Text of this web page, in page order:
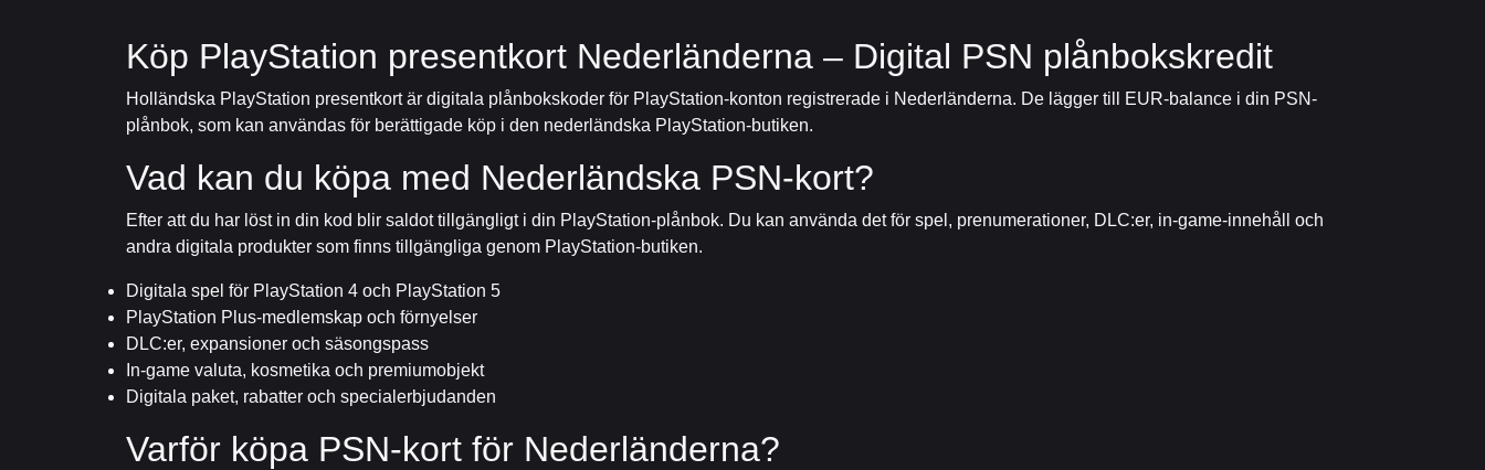
Köp PlayStation presentkort Nederländerna – Digital PSN plånbokskredit
Holländska PlayStation presentkort är digitala plånbokskoder för PlayStation-konton registrerade i Nederländerna. De lägger till EUR-balance i din PSN-
plånbok, som kan användas för berättigade köp i den nederländska PlayStation-butiken.
Vad kan du köpa med Nederländska PSN-kort?
Efter att du har löst in din kod blir saldot tillgängligt i din PlayStation-plånbok. Du kan använda det för spel, prenumerationer, DLC:er, in-game-innehåll och
andra digitala produkter som finns tillgängliga genom PlayStation-butiken.
Digitala spel för PlayStation 4 och PlayStation 5
PlayStation Plus-medlemskap och förnyelser
DLC:er, expansioner och säsongspass
In-game valuta, kosmetika och premiumobjekt
Digitala paket, rabatter och specialerbjudanden
Varför köpa PSN-kort för Nederländerna?